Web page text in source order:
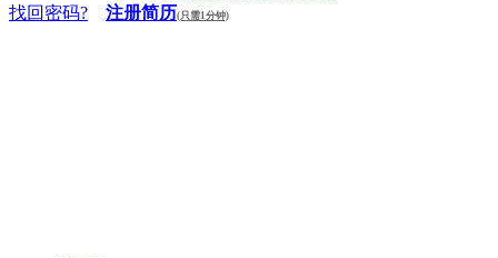
找回密码? 注册简历(只需1分钟)